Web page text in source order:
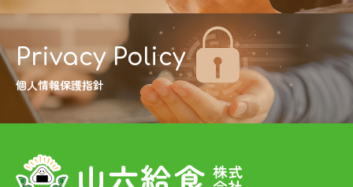
Privacy Policy
個人情報保護指針